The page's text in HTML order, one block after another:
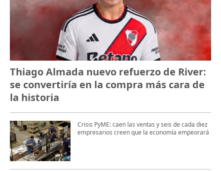
Thiago Almada nuevo refuerzo de River:
se convertiría en la compra más cara de
la historia
Crisis PyME: caen las ventas y seis de cada diez
empresarios creen que la economía empeorará